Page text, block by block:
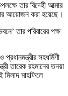
তার বিদেহী আত্মার
আয়োজন করা হয়েছে।
তার পরিবারের পক্ষ
সহধর্মিণী
তারেক রহমানের তনয়া
মিলাদ মাহফিলে